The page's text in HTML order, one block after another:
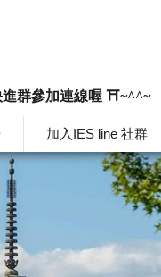
加入IES line 社群
進群參加連線喔 ⛩️~^^~